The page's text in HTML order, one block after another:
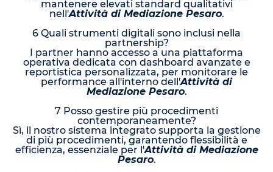
mantenere elevati standard qualitativi
nell'Attività di Mediazione Pesaro.
6 Quali strumenti digitali sono inclusi nella
partnership?
I partner hanno accesso a una piattaforma
operativa dedicata con dashboard avanzate e
reportistica personalizzata, per monitorare le
performance all'interno dell'Attività di
Mediazione Pesaro.
7 Posso gestire più procedimenti
contemporaneamente?
Sì, il nostro sistema integrato supporta la gestione
di più procedimenti, garantendo flessibilità e
efficienza, essenziale per l'Attività di Mediazione
Pesaro.